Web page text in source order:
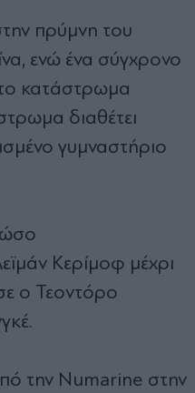
πρύμνη του
ενώ ένα σύγχρονο
κατάστρωμα
διαθέτει
γυμναστήριο
Κερίμοφ μέχρι
ο Τεοντόρο
την Numarine στην